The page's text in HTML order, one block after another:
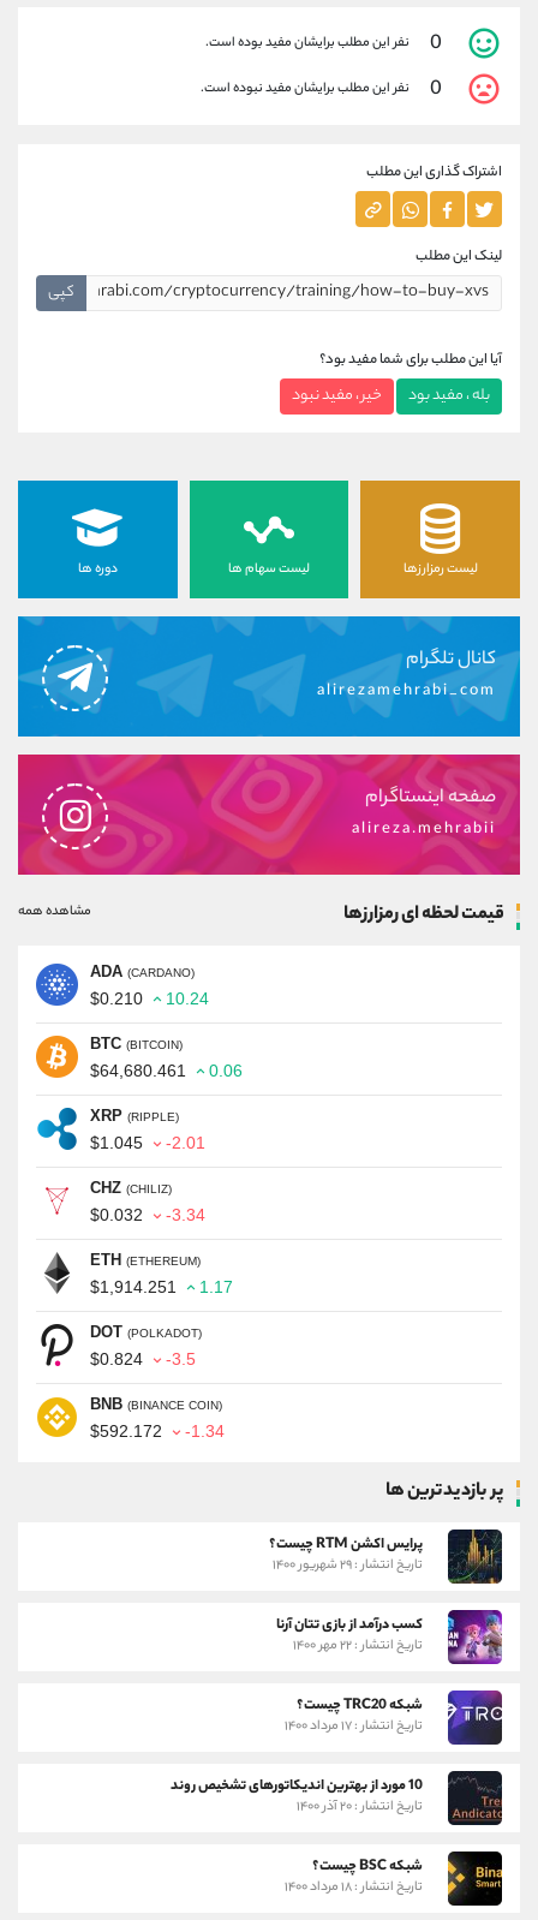
0 نفر این مطلب برایشان مفید بوده است.
0 نفر این مطلب برایشان مفید نبوده است.
اشتراک گذاری این مطلب
لینک این مطلب
کپی
آیا این مطلب برای شما مفید بود؟
بله ، مفید بود خیر ، مفید نبود
لیست رمزارزها لیست سهام ها دوره ها
کانال تلگرام
alirezamehrabi_com
صفحه اینستاگرام
alireza.mehrabii
قیمت لحظه ای رمزارزها مشاهده همه
ADA (CARDANO)
$0.210 10.24
BTC (BITCOIN)
$64,680.461 0.06
XRP (RIPPLE)
$1.045 -2.01
CHZ (CHILIZ)
$0.032 -3.34
ETH (ETHEREUM)
$1,914.251 1.17
DOT (POLKADOT)
$0.824 -3.5
BNB (BINANCE COIN)
$592.172 -1.34
پر بازدیدترین ها
پرایس اکشن RTM چیست؟
تاریخ انتشار : ۲۹ شهریور ۱۴۰۰
کسب درآمد از بازی تتان آرنا
تاریخ انتشار : ۲۲ مهر ۱۴۰۰
شبکه TRC20 چیست؟
تاریخ انتشار : ۱۷ مرداد ۱۴۰۰
10 مورد از بهترین اندیکاتورهای تشخیص روند
تاریخ انتشار : ۲۰ آذر ۱۴۰۰
شبکه BSC چیست؟
تاریخ انتشار : ۱۸ مرداد ۱۴۰۰